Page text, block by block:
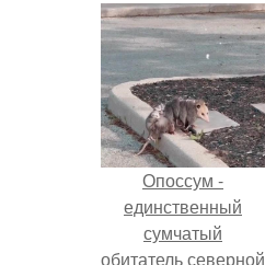
Опоссум -
единственный
сумчатый
обитатель северной